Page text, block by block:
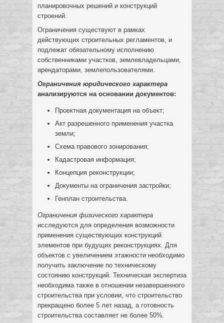
планировочных решений и конструкций
строений.
Ограничения существуют в рамках
действующих строительных регламентов, и
подлежат обязательному исполнению
собственниками участков, землевладельцами,
арендаторами, землепользователями.
Ограничения юридического характера
анализируются на основании документов:
Проектная документация на объект;
Акт разрешенного применения участка
земли;
Схема правового зонирования;
Кадастровая информация;
Концепция реконструкции;
Документы на ограничения застройки;
Генплан строительства.
Ограничения физического характера
исследуются для определения возможности
применения существующих конструкций
элементов при будущих реконструкциях. Для
объектов с увеличением этажности необходимо
получить заключение по техническому
состоянию конструкций. Техническая экспертиза
необходима также в отношении незавершенного
строительства при условии, что строительство
прекращено более 5 лет назад, а готовность
строительства составляет не более 50%.